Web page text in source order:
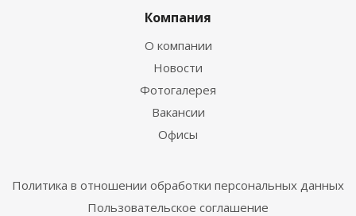
Компания
О компании
Новости
Фотогалерея
Вакансии
Офисы
Политика в отношении обработки персональных данных
Пользовательское соглашение